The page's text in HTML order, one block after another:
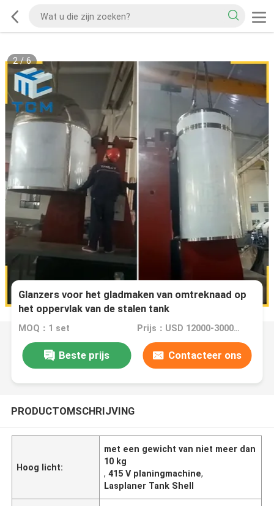
2/6
Glanzers voor het gladmaken van omtreknaad op
het oppervlak van de stalen tank
MOQ：1 set Prijs：USD 12000-30000 Dollars
Beste prijs Contacteer ons
PRODUCTOMSCHRIJVING
Hoog licht:
met een gewicht van niet meer dan
10 kg
,415 V planingmachine,
Lasplaner Tank Shell